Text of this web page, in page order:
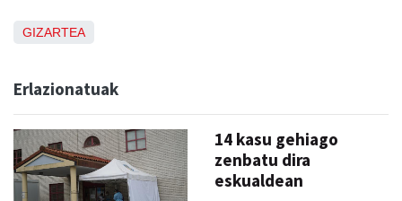
GIZARTEA
Erlazionatuak
14 kasu gehiago
zenbatu dira
eskualdean